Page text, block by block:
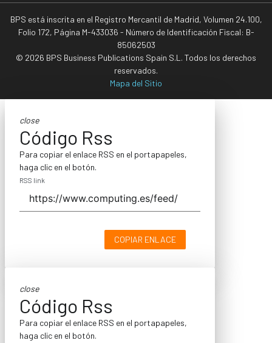
BPS está inscrita en el Registro Mercantil de Madrid, Volumen 24.100,
Folio 172, Página M-433036 - Número de Identificación Fiscal: B-
85062503
© 2026 BPS Business Publications Spain S.L. Todos los derechos
reservados.
Mapa del Sitio
close
Código Rss
Para copiar el enlace RSS en el portapapeles,
haga clic en el botón.
RSS link
COPIAR ENLACE
close
Código Rss
Para copiar el enlace RSS en el portapapeles,
haga clic en el botón.